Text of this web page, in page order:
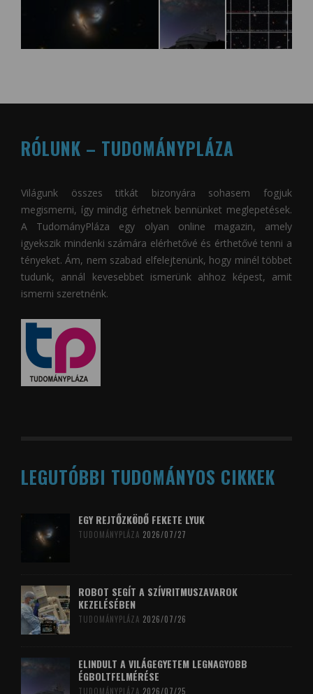
RÓLUNK – TUDOMÁNYPLÁZA
Világunk összes titkát bizonyára sohasem fogjuk
megismerni, így mindig érhetnek bennünket meglepetések.
A TudományPláza egy olyan online magazin, amely
igyekszik mindenki számára elérhetővé és érthetővé tenni a
tényeket. Ám, nem szabad elfelejtenünk, hogy minél többet
tudunk, annál kevesebbet ismerünk ahhoz képest, amit
ismerni szeretnénk.
LEGUTÓBBI TUDOMÁNYOS CIKKEK
EGY REJTŐZKÖDŐ FEKETE LYUK
TUDOMÁNYPLÁZA 2026/07/27
ROBOT SEGÍT A SZÍVRITMUSZAVAROK
KEZELÉSÉBEN
TUDOMÁNYPLÁZA 2026/07/26
ELINDULT A VILÁGEGYETEM LEGNAGYOBB
ÉGBOLTFELMÉRÉSE
TUDOMÁNYPLÁZA 2026/07/25